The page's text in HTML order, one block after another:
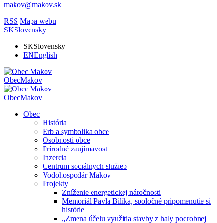
makov@makov.sk
RSS Mapa webu
SKSlovensky
SKSlovensky
ENEnglish
ObecMakov
ObecMakov
Obec
História
Erb a symbolika obce
Osobnosti obce
Prírodné zaujímavosti
Inzercia
Centrum sociálnych služieb
Vodohospodár Makov
Projekty
Zníženie energetickej náročnosti
Memoriál Pavla Bilíka, spoločné pripomenutie si
histórie
„Zmena účelu využitia stavby z haly podrobnej